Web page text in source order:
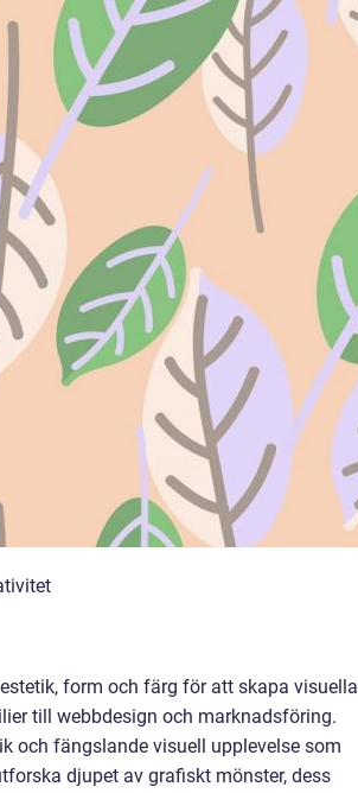
form och färg för att skapa visuella
till webbdesign och marknadsföring.
och fängslande visuell upplevelse som
djupet av grafiskt mönster, dess